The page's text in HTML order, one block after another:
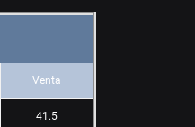
Venta
41.5